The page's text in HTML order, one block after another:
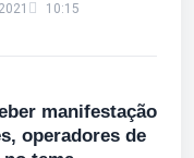
10:15
manifestação
operadores de